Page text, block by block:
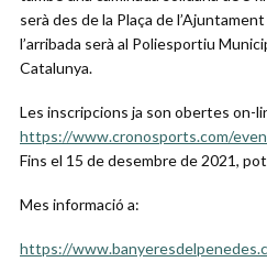
serà des de la Plaça de
l’arribada serà al Poliesportiu
Catalunya.
Les inscripcions ja son obertes on-
https://www.cronosports.com/
Fins el 15 de desembre de 2021,
Mes informació a:
https://